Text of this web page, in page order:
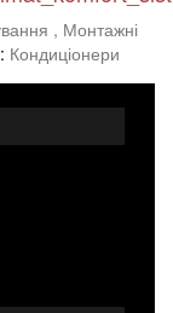
, Монтажні
Кондиціонери